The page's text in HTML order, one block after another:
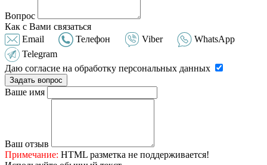
Вопрос
Как с Вами связаться
Email
Телефон Viber
WhatsApp
Telegram
Даю согласие на обработку персональных данных
Задать вопрос
Ваше имя
Ваш отзыв
Примечание: HTML разметка не поддерживается!